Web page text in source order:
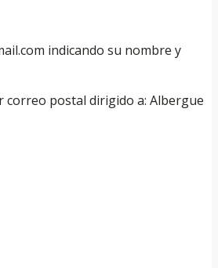
indicando su nombre y
correo postal dirigido a: Albergue